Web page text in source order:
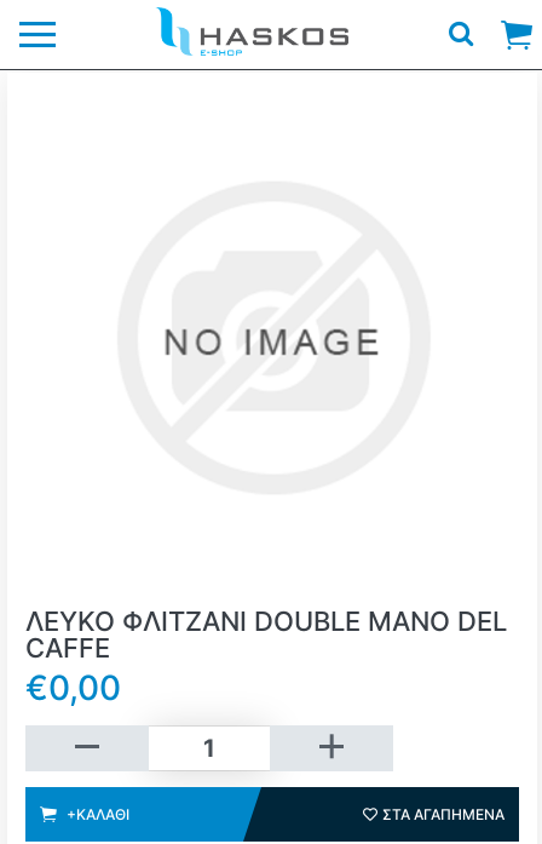
ΛΕΥΚΟ ΦΛΙΤΖΑΝΙ DOUBLE MANO DEL
CAFFE
€0,00
+Καλάθι
+ΚΑΛΆΘΙ ΣΤΑ
ΣΤΑ ΑΓΑΠΗΜΈΝΑ